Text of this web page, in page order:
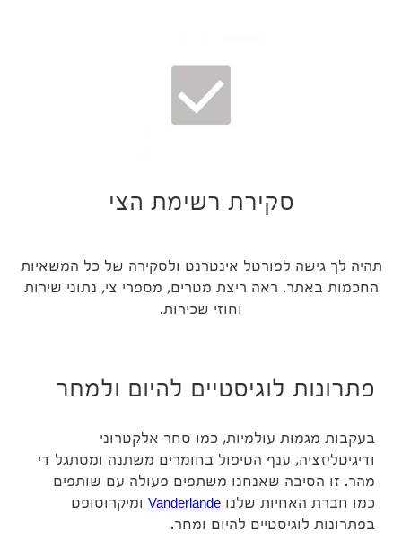
סקירת רשימת הצי
תהיה לך גישה לפורטל אינטרנט ולסקירה של כל המשאיות
החכמות באתר. ראה ריצת מטרים, מספרי צי, נתוני שירות
וחוזי שכירות.
פתרונות לוגיסטיים להיום ולמחר
בעקבות מגמות עולמיות, כמו סחר אלקטרוני
ודיגיטליזציה, ענף הטיפול בחומרים משתנה ומסתגל די
מהר. זו הסיבה שאנחנו משתפים פעולה עם שותפים
כמו חברת האחיות שלנו Vanderlande ומיקרוסופט
בפתרונות לוגיסטיים להיום ומחר.